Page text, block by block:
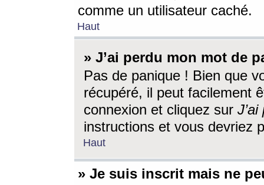
comme un utilisateur caché.
Haut
» J’ai perdu mon mot de
Pas de panique ! Bien que
récupéré, il peut facilement
connexion et cliquez sur
instructions et vous devriez
Haut
» Je suis inscrit mais ne